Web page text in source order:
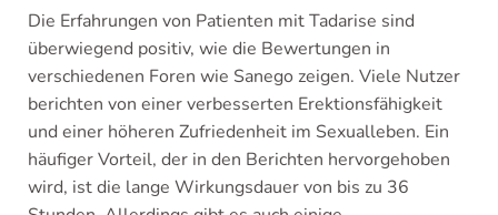
Die Erfahrungen von Patienten mit Tadarise sind
überwiegend positiv, wie die Bewertungen in
verschiedenen Foren wie Sanego zeigen. Viele Nutzer
berichten von einer verbesserten Erektionsfähigkeit
und einer höheren Zufriedenheit im Sexualleben. Ein
häufiger Vorteil, der in den Berichten hervorgehoben
wird, ist die lange Wirkungsdauer von bis zu 36